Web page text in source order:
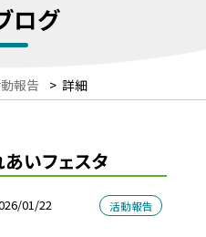
ログ
報告 > 詳細
いフェスタ
01/22 活動報告